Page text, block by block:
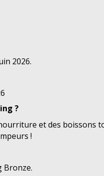
2026.
?
et des boissons
!
Bronze.